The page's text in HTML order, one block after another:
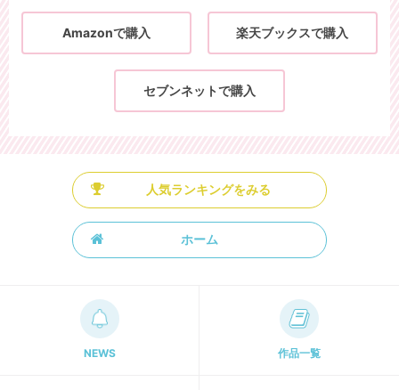
Amazonで購入 楽天ブックスで購入
セブンネットで購入
人気ランキングをみる
ホーム
NEWS 作品一覧